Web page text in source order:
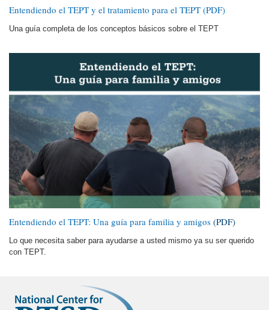
Entendiendo el TEPT y el tratamiento para el TEPT (PDF)
Una guía completa de los conceptos básicos sobre el TEPT
Entendiendo el TEPT: Una guía para familia y amigos (PDF)
Lo que necesita saber para ayudarse a usted mismo ya su ser querido
con TEPT.